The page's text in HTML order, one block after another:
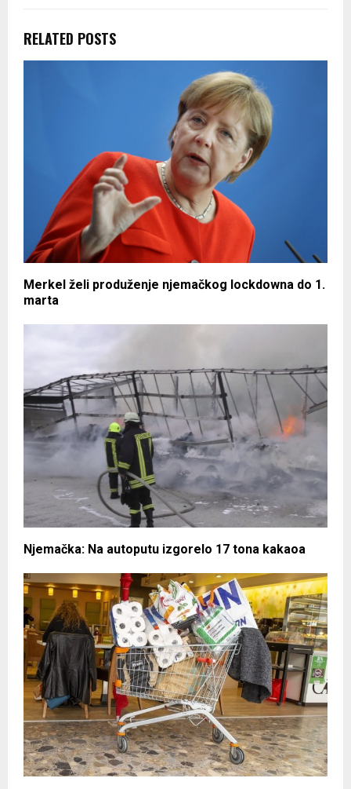
RELATED POSTS
Merkel želi produženje njemačkog lockdowna do 1.
marta
Njemačka: Na autoputu izgorelo 17 tona kakaoa